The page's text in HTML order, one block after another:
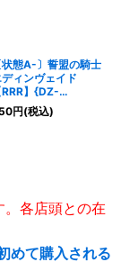
状態A-〕誓盟の騎士
ィンヴェイド
RRR】{DZ-
010}《ケテルサン
ュアリ》
円(税込)
各店頭との在
めて購入される